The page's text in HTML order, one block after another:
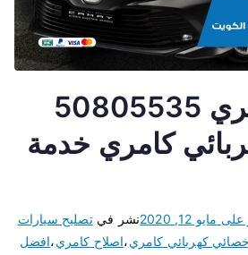
اخصائي كامري 50805535
كامري خدمة
على مايو 12, 2020 نشر فيتصليح سيارات
كهربائي كامري،اصلاح كامري،افضل